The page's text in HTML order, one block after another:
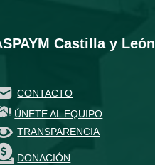
Castilla y León
CONTACTO
ÚNETE AL EQUIPO
TRANSPARENCIA
DONACIÓN